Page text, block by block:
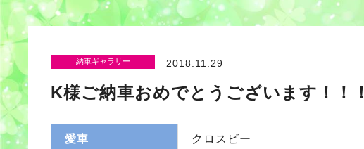
納車ギャラリー 2018.11.29
K様ご納車おめでとうございます！！！
愛車 クロスビー